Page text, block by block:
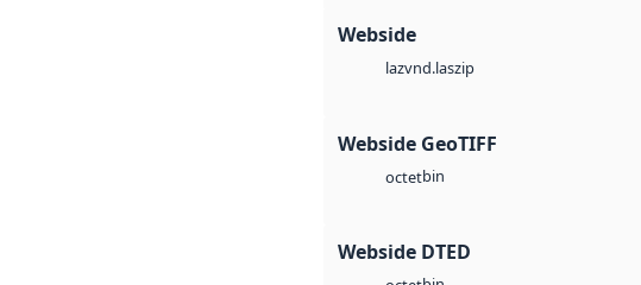
Webside
lazvnd.laszip
Webside GeoTIFF
octetbin
Webside DTED